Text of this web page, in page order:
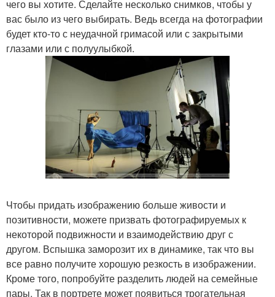
чего вы хотите. Сделайте несколько снимков, чтобы у
вас было из чего выбирать. Ведь всегда на фотографии
будет кто-то с неудачной гримасой или с закрытыми
глазами или с полуулыбкой.
Чтобы придать изображению больше живости и
позитивности, можете призвать фотографируемых к
некоторой подвижности и взаимодействию друг с
другом. Вспышка заморозит их в динамике, так что вы
все равно получите хорошую резкость в изображении.
Кроме того, попробуйте разделить людей на семейные
пары. Так в портрете может появиться трогательная